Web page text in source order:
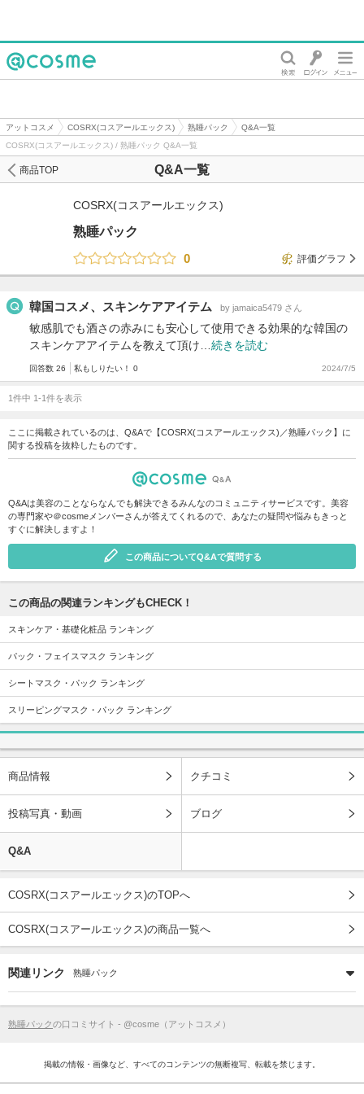
アットコスメ COSRX(コスアールエックス) 熟睡パック
Q&A一覧
COSRX(コスアールエックス) / 熟睡パック Q&A一覧
Q&A一覧
商品TOP
COSRX(コスアールエックス)
熟睡パック
0
評価グラフ
韓国コスメ、スキンケアアイテム by jamaica5479 さん
敏感肌でも酒さの赤みにも安心して使用できる効果的な韓国の
スキンケアアイテムを教えて頂け… 続きを読む
回答数 26 私もしりたい！ 0 2024/7/5
1件中 1-1件を表示
ここに掲載されているのは、Q&Aで【COSRX(コスアールエックス)／熟睡パック】に
関する投稿を抜粋したものです。
Q&Aは美容のことならなんでも解決できるみんなのコミュニティサービスです。美容
の専門家や＠cosmeメンバーさんが答えてくれるので、あなたの疑問や悩みもきっと
すぐに解決しますよ！
この商品についてQ&Aで質問する
この商品の関連ランキングもCHECK！
スキンケア・基礎化粧品 ランキング
パック・フェイスマスク ランキング
シートマスク・パック ランキング
スリーピングマスク・パック ランキング
商品情報 クチコミ
投稿写真・動画 ブログ
Q&A
COSRX(コスアールエックス)のTOPへ
COSRX(コスアールエックス)の商品一覧へ
関連リンク 熟睡パック
熟睡パックの口コミサイト - @cosme（アットコスメ）
掲載の情報・画像など、すべてのコンテンツの無断複写、転載を禁じます。